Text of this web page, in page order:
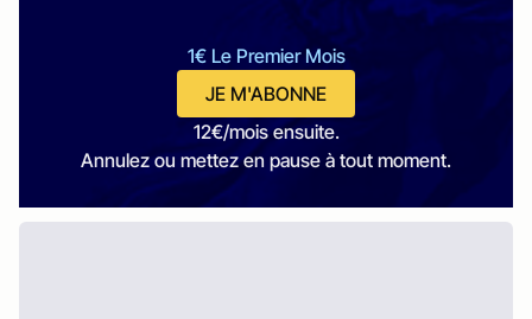
1€ Le Premier Mois
JE M'ABONNE
12€/mois ensuite.
Annulez ou mettez en pause à tout moment.